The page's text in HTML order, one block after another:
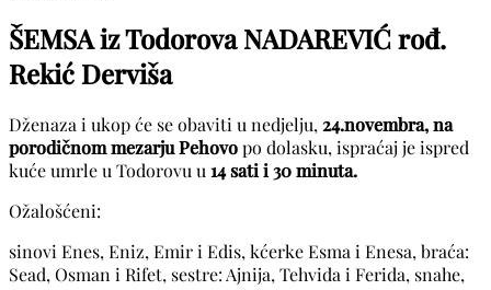
ŠEMSA iz Todorova NADAREVIĆ rođ.
Rekić Derviša
Dženaza i ukop će se obaviti u nedjelju, 24.novembra, na
porodičnom mezarju Pehovopo dolasku, ispraćaj je ispred
kuće umrle u Todorovu u 14 sati i 30 minuta.
Ožalošćeni:
sinovi Enes, Eniz, Emir i Edis, kćerke Esma i Enesa, braća:
Sead, Osman i Rifet, sestre: Ajnija, Tehvida i Ferida, snahe,